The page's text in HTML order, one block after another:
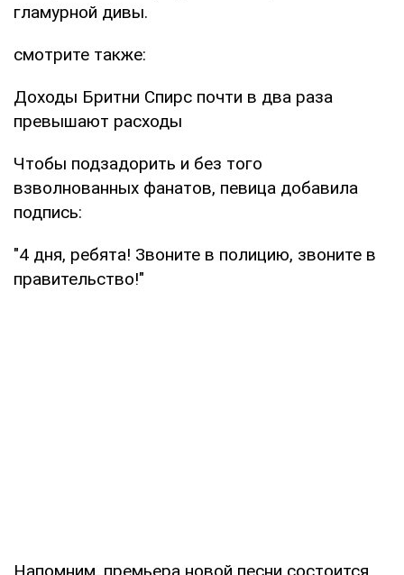
гламурной дивы.
смотрите также:
Доходы Бритни Спирс почти в два раза
превышают расходы
Чтобы подзадорить и без того
взволнованных фанатов, певица добавила
подпись:
"4 дня, ребята! Звоните в полицию, звоните в
правительство!"
Напомним, премьера новой песни состоится